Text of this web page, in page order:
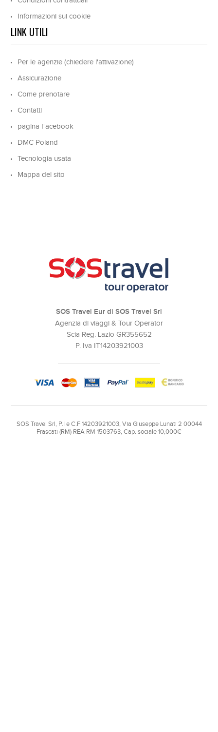
Informazioni sui cookie
LINK UTILI
Per le agenzie (chiedere l'attivazione)
Assicurazione
Come prenotare
Contatti
pagina Facebook
DMC Poland
Tecnologia usata
Mappa del sito
SOS Travel Eur di SOS Travel Srl
Agenzia di viaggi & Tour Operator
Scia Reg. Lazio GR355652
P. Iva IT14203921003
SOS Travel Srl, P.I e C.F 14203921003, Via Giuseppe Lunati 2 00044
Frascati (RM) REA RM 1503763, Cap. sociale 10,000€